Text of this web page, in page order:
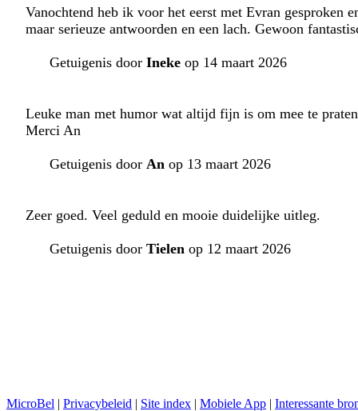
Vanochtend heb ik voor het eerst met Evran gesproken
maar serieuze antwoorden en een lach. Gewoon
Getuigenis door Ineke op 14 maart 2026
Leuke man met humor wat altijd fijn is om mee te
Merci An
Getuigenis door An op 13 maart 2026
Zeer goed. Veel geduld en mooie duidelijke uitleg.
Getuigenis door Tielen op 12 maart 2026
MicroBel | Privacybeleid | Site index | Mobiele App | Interessante